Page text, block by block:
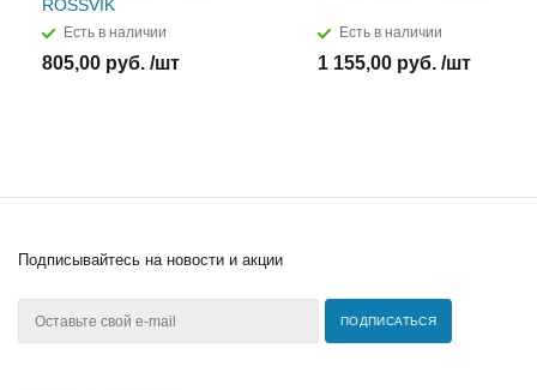
ROSSVIK
Есть в наличии
805,00 руб. /шт
Есть в наличии
1 155,00 руб. /шт
Подписывайтесь на новости и акции